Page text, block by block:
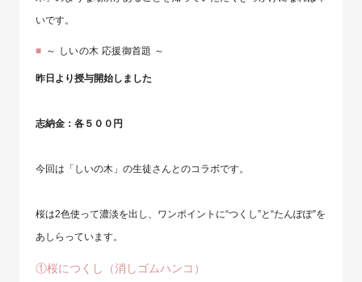
いです。
～ しいの木 応援御首題 ～
昨日より授与開始しました
志納金：各５００円
今回は「しいの木」の生徒さんとのコラボです。
桜は2色使って濃淡を出し、ワンポイントに“つくし”と“たんぽぽ”を
あしらっています。
①桜につくし（消しゴムハンコ）